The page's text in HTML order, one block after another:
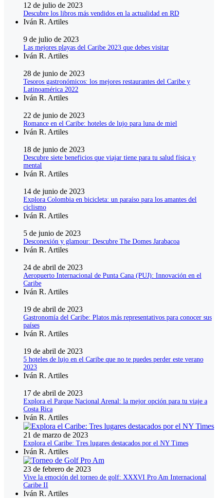
12 de julio de 2023
Descubre los libros más vendidos en la actualidad en RD
Iván R. Artiles
9 de julio de 2023
Las mejores playas del Caribe 2023 que debes visitar
Iván R. Artiles
28 de junio de 2023
Tesoros gastronómicos: los mejores restaurantes del Caribe y
Latinoamérica 2022
Iván R. Artiles
22 de junio de 2023
Romance en el Caribe: hoteles de lujo para luna de miel
Iván R. Artiles
18 de junio de 2023
Descubre siete beneficios que viajar tiene para tu salud física y
mental
Iván R. Artiles
14 de junio de 2023
Explora Colombia en bicicleta: un paraíso para los amantes del
ciclismo
Iván R. Artiles
5 de junio de 2023
Desconexión y glamour: Descubre The Domes Jarabacoa
Iván R. Artiles
24 de abril de 2023
Aeropuerto Internacional de Punta Cana (PUJ): Innovación en el
Caribe
Iván R. Artiles
19 de abril de 2023
Gastronomía del Caribe: Platos más representativos para conocer sus
países
Iván R. Artiles
19 de abril de 2023
5 hoteles de lujo en el Caribe que no te puedes perder este verano
2023
Iván R. Artiles
17 de abril de 2023
Explora el Parque Nacional Arenal: la mejor opción para tu viaje a
Costa Rica
Iván R. Artiles
21 de marzo de 2023
Explora el Caribe: Tres lugares destacados por el NY Times
Iván R. Artiles
23 de febrero de 2023
Vive la emoción del torneo de golf: XXXVI Pro Am Internacional
Caribe II
Iván R. Artiles